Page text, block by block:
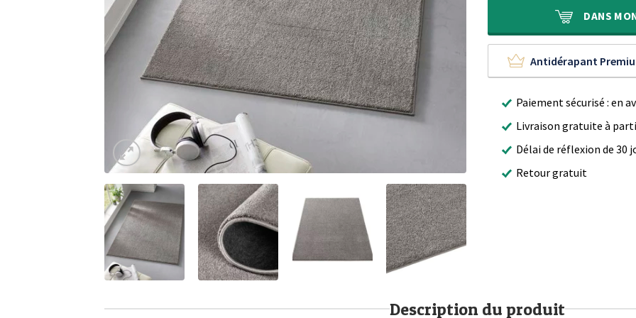
219,90 €.
116,90 €.
DANS
Antidérapant
Paiement sécurisé : en
Livraison gratuite à
Délai de réflexion de 30
Retour gratuit
Description du produit